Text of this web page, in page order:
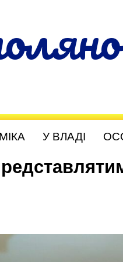
У ВЛАДІ